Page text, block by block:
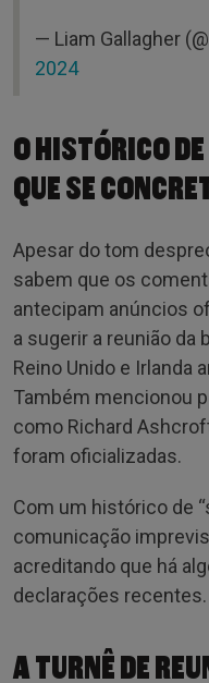
— Liam Gallagher
2024
O HISTÓRICO
QUE SE
Apesar do tom
sabem que os
antecipam anúncios
a sugerir a reunião da
Reino Unido e Irlanda
Também mencionou
como Richard
foram oficializadas.
Com um histórico de
comunicação
acreditando que há
declarações recentes.
A TURNÊ DE